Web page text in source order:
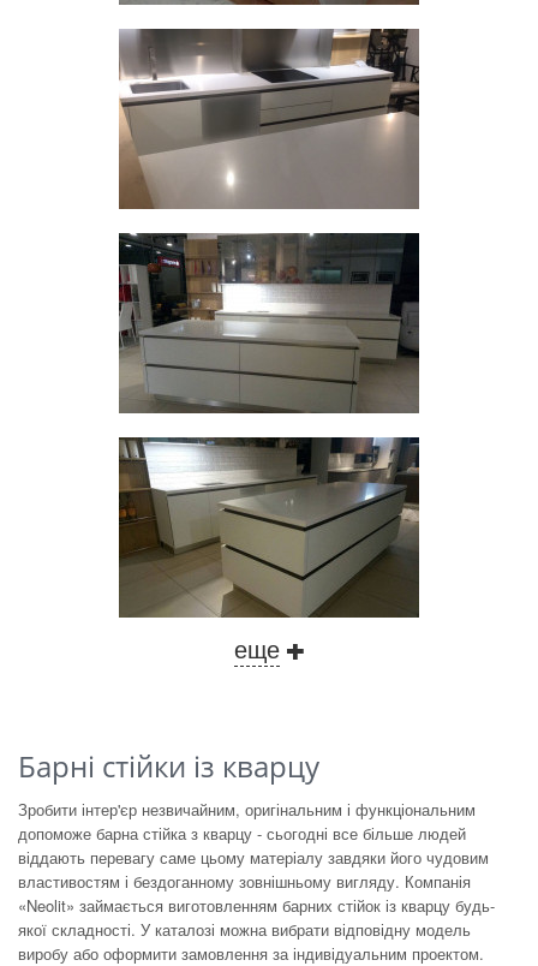
еще
Барні стійки із кварцу
Зробити інтер'єр незвичайним, оригінальним і функціональним
допоможе барна стійка з кварцу - сьогодні все більше людей
віддають перевагу саме цьому матеріалу завдяки його чудовим
властивостям і бездоганному зовнішньому вигляду. Компанія
«Neolit» займається виготовленням барних стійок із кварцу будь-
якої складності. У каталозі можна вибрати відповідну модель
виробу або оформити замовлення за індивідуальним проектом.